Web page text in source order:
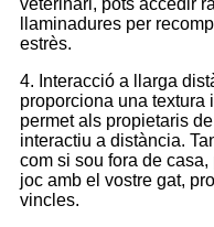
veterinari, pots accedir
llaminadures per
estrès.
4. Interacció a llarga
proporciona una textura
permet als propietaris
interactiu a distància.
com si sou fora de
joc amb el vostre gat,
vincles.